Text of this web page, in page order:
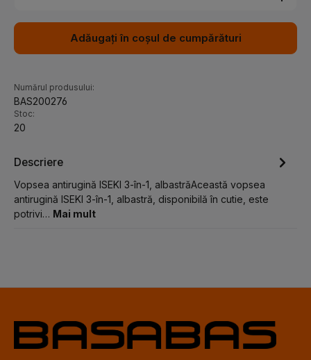
Adăugați în coșul de cumpărături
Numărul produsului:
BAS200276
Stoc:
20
Descriere
Vopsea antirugină ISEKI 3-în-1, albastrăAceastă vopsea
antirugină ISEKI 3-în-1, albastră, disponibilă în cutie, este
potrivi… Mai mult